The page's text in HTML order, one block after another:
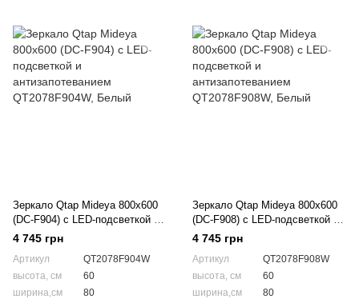
Зеркало Qtap Mideya 800х600
(DC-F904) с LED-подсветкой и
антизапотеванием
QT2078F904W
4 745 грн
Артикул
QT2078F904W
высота, см
60
ширина,см
80
Зеркало Qtap Mideya 800х600
(DC-F908) с LED-подсветкой и
антизапотеванием
QT2078F908W
4 745 грн
Артикул
QT2078F908W
высота, см
60
ширина,см
80